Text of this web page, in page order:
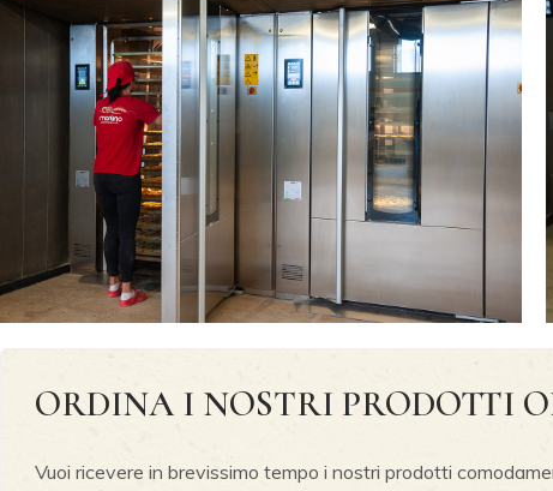
ORDINA I NOSTRI PRODOTTI
Vuoi ricevere in brevissimo tempo i nostri prodotti